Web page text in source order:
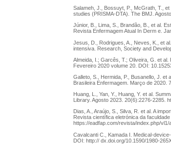
Salameh, J., Bossuyt, P., McGrath, T.,
studies (PRISMA-DTA). The BMJ.
Júnior, B., Lima, S., Brandão, B., et al.
Revista Enfermagem Atual In Derm e.
Jesus, D., Rodrigues, A., Neves, K., et
intensiva. Research, Society and
Almeida, I.; Garcês, T.; Oliveira, G. et
Fevereiro 2020 volume 20. DOI:
Galleto, S., Hermida, P., Busanello, J.
Brasileira Enfermagem. Março de 2020.
Huang, L., Yan, Y., Huang, Y. et al.
Library. Agosto 2023. 20(6):2276-2285.
Dias, A., Araújo, S., Silva, R. et al. A
Revista científica eletrónica da
https://eadfap.com/revista/index.php/vl1/
Cavalcanti C., Kamada I. Medical-
DOI: http:// dx.doi.org/10.1590/1980-